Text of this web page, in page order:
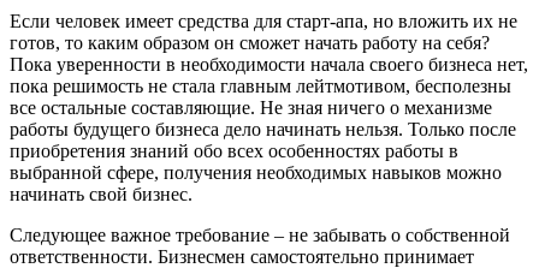
Если человек имеет средства для старт-апа, но вложить их не
готов, то каким образом он сможет начать работу на себя?
Пока уверенности в необходимости начала своего бизнеса нет,
пока решимость не стала главным лейтмотивом, бесполезны
все остальные составляющие. Не зная ничего о механизме
работы будущего бизнеса дело начинать нельзя. Только после
приобретения знаний обо всех особенностях работы в
выбранной сфере, получения необходимых навыков можно
начинать свой бизнес.
Следующее важное требование – не забывать о собственной
ответственности. Бизнесмен самостоятельно принимает